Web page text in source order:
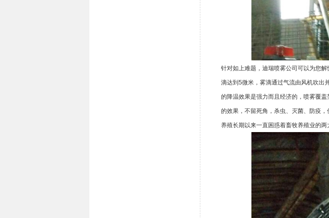
针对如上难题，迪瑞喷雾公司可以为您
滴达到5微米，雾滴通过气流由风机吹出
的降温效果是强力而且经济的，喷雾覆盖
的效果，不留死角，杀虫、灭菌、防疫
养殖长期以来一直困惑着畜牧养殖业的两